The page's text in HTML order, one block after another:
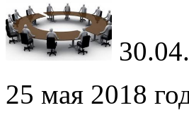
25 мая 2018